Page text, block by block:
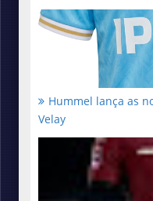
Hummel lança as
Velay